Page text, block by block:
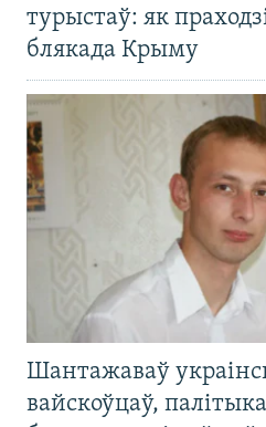
турыстаў: як
блякада Крыму
Шантажаваў
вайскоўцаў,